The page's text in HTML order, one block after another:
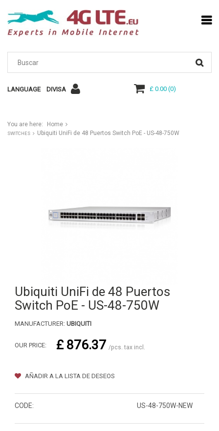
LANGUAGE DIVISA £ 0.00(0)
You are here: Home
SWITCHES Ubiquiti UniFi de 48 Puertos Switch PoE - US-48-750W
Ubiquiti UniFi de 48 Puertos
Switch PoE - US-48-750W
MANUFACTURER: UBIQUITI
OUR PRICE: £ 876.37 /pcs. tax incl.
AÑADIR A LA LISTA DE DESEOS
CODE: US-48-750W-NEW